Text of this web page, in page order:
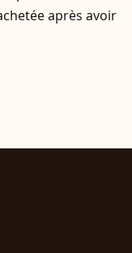
après avoir